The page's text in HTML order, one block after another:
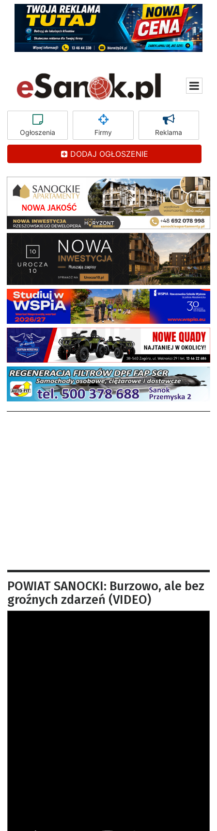
Ogłoszenia Firmy Reklama
DODAJ OGŁOSZENIE
POWIAT SANOCKI: Burzowo, ale bez
groźnych zdarzeń (VIDEO)